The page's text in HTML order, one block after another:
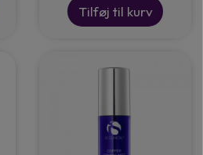
Tilføj til kurv